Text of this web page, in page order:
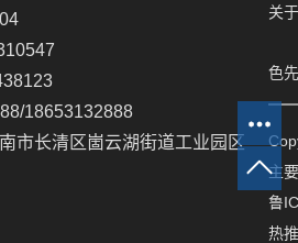
18653132888
长清区崮云湖街道工业园区
关
色
主
鲁
热